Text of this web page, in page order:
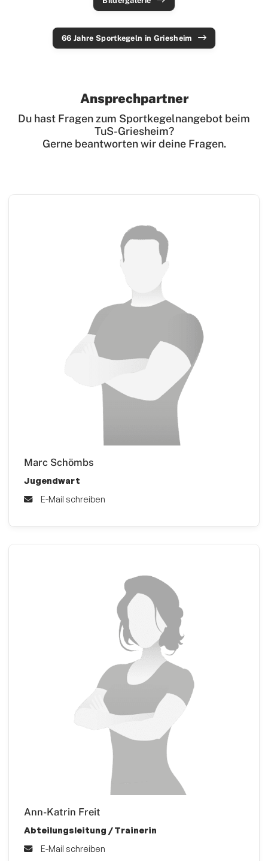
66 Jahre Sportkegeln in Griesheim
Ansprechpartner
Du hast Fragen zum Sportkegelnangebot beim
TuS-Griesheim?
Gerne beantworten wir deine Fragen.
Marc Schömbs
Jugendwart
E-Mail schreiben
Ann-Katrin Freit
Abteilungsleitung / Trainerin
E-Mail schreiben
Tischtennis
Triathlon
Wettkampfturnen
Volleyball